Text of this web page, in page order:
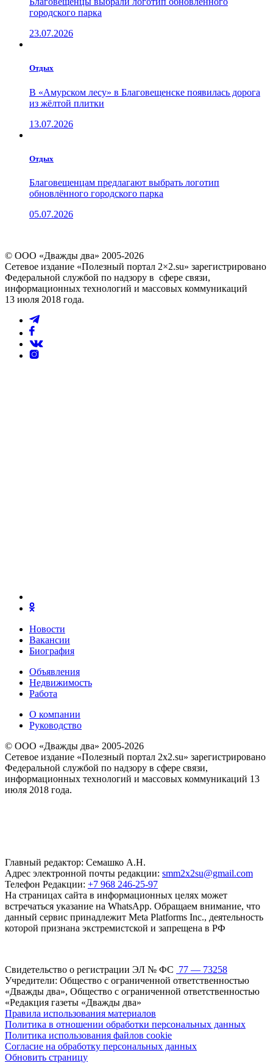
городского парка
23.07.2026
Отдых
В «Амурском лесу» в Благовещенске появилась дорога
из жёлтой плитки
13.07.2026
Отдых
Благовещенцам предлагают выбрать логотип
обновлённого городского парка
05.07.2026
© ООО «Дважды два» 2005-2026
Сетевое издание «Полезный портал 2×2.su» зарегистрировано
Федеральной службой по надзору в сфере связи,
информационных технологий и массовых коммуникаций
13 июля 2018 года.
Новости
Вакансии
Биография
Объявления
Недвижимость
Работа
О компании
Руководство
© ООО «Дважды два» 2005-2026
Сетевое издание «Полезный портал 2x2.su» зарегистрировано
Федеральной службой по надзору в сфере связи,
информационных технологий и массовых коммуникаций 13
июля 2018 года.
Главный редактор: Семашко А.Н.
Адрес электронной почты редакции: smm2x2su@gmail.com
Телефон Редакции: +7 968 246-25-97
На страницах сайта в информационных целях может
встречаться указание на WhatsApp. Обращаем внимание, что
данный сервис принадлежит Meta Platforms Inc., деятельность
которой признана экстремистской и запрещена в РФ
Свидетельство о регистрации ЭЛ № ФС 77 — 73258
Учредители: Общество с ограниченной ответственностью
«Дважды два», Общество с ограниченной ответственностью
«Редакция газеты «Дважды два»
Правила использования материалов
Политика в отношении обработки персональных данных
Политика использования файлов cookie
Согласие на обработку персональных данных
Обновить страницу